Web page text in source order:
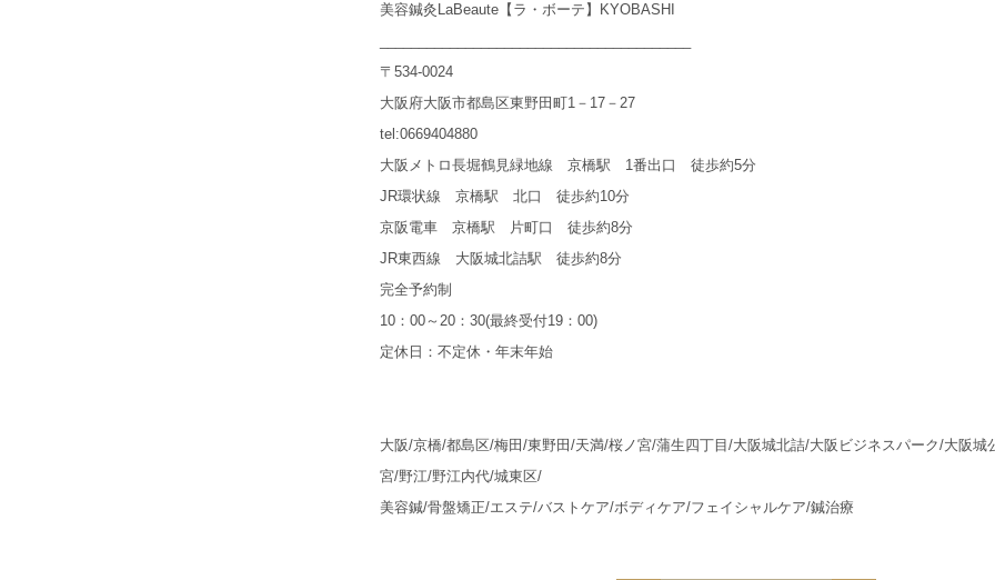
美容鍼灸LaBeaute【ラ・ボーテ】KYOBASHI
〒534-0024
大阪府大阪市都島区東野田町1－17－27
tel:0669404880
大阪メトロ長堀鶴見緑地線 京橋駅 1番出口 徒歩約5分
JR環状線 京橋駅 北口 徒歩約10分
京阪電車 京橋駅 片町口 徒歩約8分
JR東西線 大阪城北詰駅 徒歩約8分
完全予約制
10：00～20：30(最終受付19：00)
定休日：不定休・年末年始
大阪/京橋/都島区/梅田/東野田/天満/桜ノ宮/蒲生四丁目/大阪城北詰/大阪ビジネスパーク/大阪城
宮/野江/野江内代/城東区/
美容鍼/骨盤矯正/エステ/バストケア/ボディケア/フェイシャルケア/鍼治療